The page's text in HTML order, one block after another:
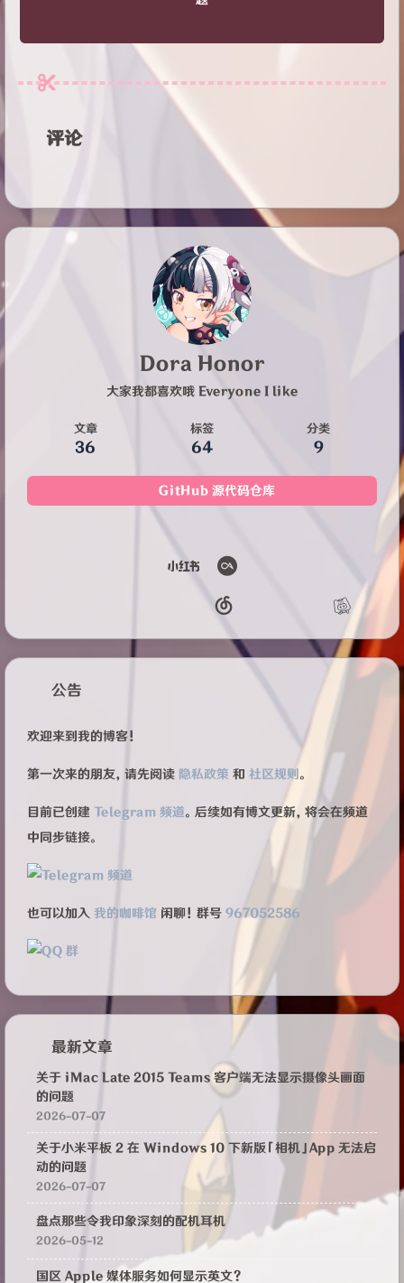
评论
Dora Honor
大家我都喜欢哦 Everyone I like
文章
36
标签
64
分类
9
GitHub 源代码仓库
公告
欢迎来到我的博客！
第一次来的朋友，请先阅读 隐私政策 和 社区规则。
目前已创建 Telegram 频道。后续如有博文更新，将会在频道
中同步链接。
也可以加入 我的咖啡馆 闲聊！群号 967052586
最新文章
关于 iMac Late 2015 Teams 客户端无法显示摄像头画面
的问题
2026-07-07
关于小米平板 2 在 Windows 10 下新版「相机」App 无法启
动的问题
2026-07-07
盘点那些令我印象深刻的配机耳机
2026-05-12
国区 Apple 媒体服务如何显示英文？